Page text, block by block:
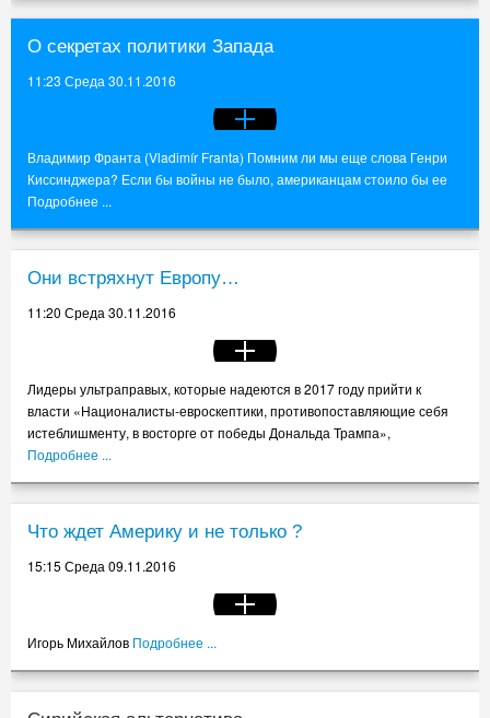
О секретах политики Запада
11:23 Среда 30.11.2016
Владимир Франта (Vladimír Franta) Помним ли мы еще слова Генри
Киссинджера? Если бы войны не было, американцам стоило бы ее
Подробнее ...
Они встряхнут Европу…
11:20 Среда 30.11.2016
Лидеры ультраправых, которые надеются в 2017 году прийти к
власти «Националисты-евроскептики, противопоставляющие себя
истеблишменту, в восторге от победы Дональда Трампа»,
Подробнее ...
Что ждет Америку и не только ?
15:15 Среда 09.11.2016
Игорь Михайлов Подробнее ...